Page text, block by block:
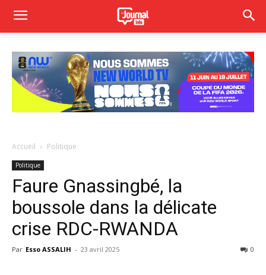
Accueil Politique
Politique
Faure Gnassingbé, la
boussole dans la délicate
crise RDC-RWANDA
Par Esso ASSALIH - 23 avril 2025 0